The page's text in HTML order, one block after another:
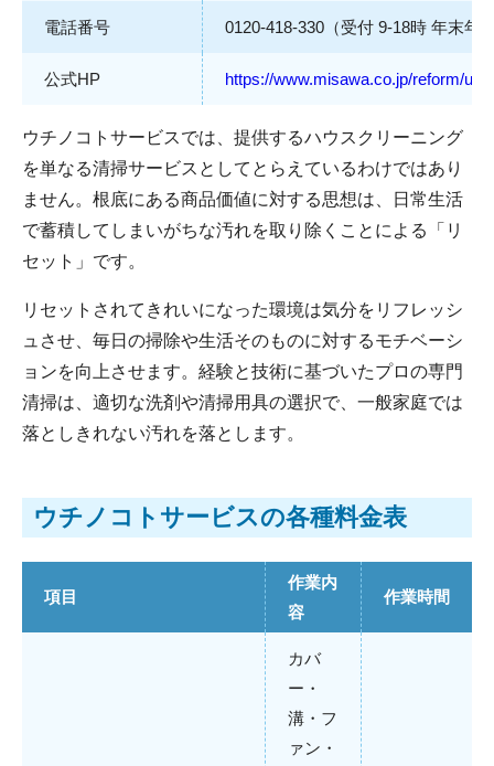
電話番号 0120-418-330（受付 9-18時 年末年
公式HP https://www.misawa.co.jp/reform/
ウチノコトサービスでは、提供するハウスクリーニング
を単なる清掃サービスとしてとらえているわけではあり
ません。根底にある商品価値に対する思想は、日常生活
で蓄積してしまいがちな汚れを取り除くことによる「リ
セット」です。
リセットされてきれいになった環境は気分をリフレッシ
ュさせ、毎日の掃除や生活そのものに対するモチベーシ
ョンを向上させます。経験と技術に基づいたプロの専門
清掃は、適切な洗剤や清掃用具の選択で、一般家庭では
落としきれない汚れを落とします。
ウチノコトサービスの各種料金表
項目
作業内
容
作業時間
カバ
ー・
溝・フ
ァン・